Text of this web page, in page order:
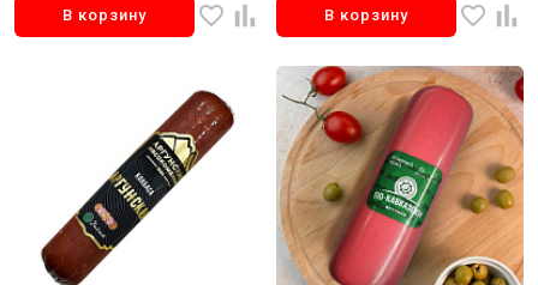
В корзину В корзину